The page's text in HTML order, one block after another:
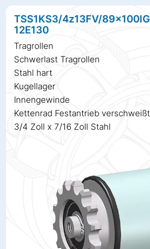
TSS1KS3/4z13FV/89x100IG
12E130
Tragrollen
Schwerlast Tragrollen
Stahl hart
Kugellager
Innengewinde
Kettenrad Festantrieb verschweißt
3/4 Zoll x 7/16 Zoll Stahl